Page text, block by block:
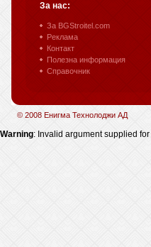
За нас:
За BGStroitel.com
Реклама
Контакт
Полезна информация
Справочник
© 2008 Енигма Технолоджи АД
Warning: Invalid argument supplied